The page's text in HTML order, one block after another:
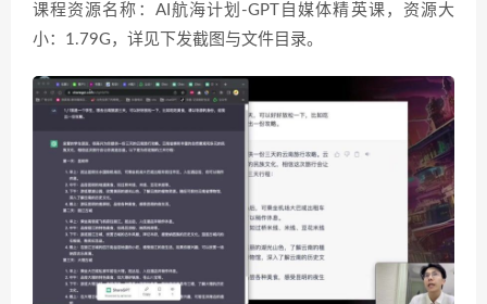
课程资源名称：AI航海计划-GPT自媒体精英课，资源大
小：1.79G，详见下发截图与文件目录。